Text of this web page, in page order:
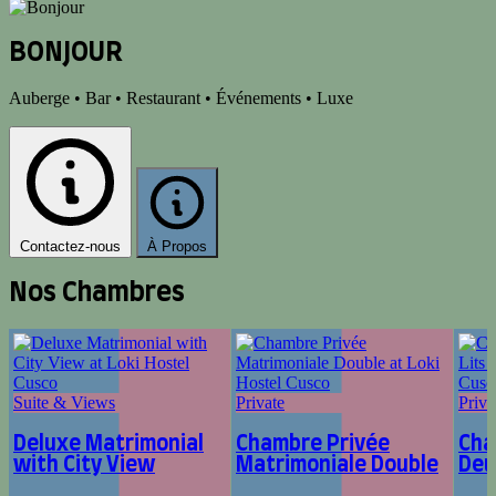
BONJOUR
Auberge • Bar • Restaurant • Événements • Luxe
Contactez-nous À Propos
Nos Chambres
Suite & Views
Deluxe Matrimonial
with City View
Private
Chambre Privée
Matrimoniale Double